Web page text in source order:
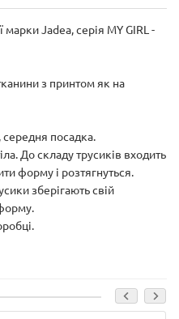
Jadea, серія MY GIRL -
з принтом як на
середня посадка.
До складу трусиків входить
форму і розтягнуться.
зберігають свій